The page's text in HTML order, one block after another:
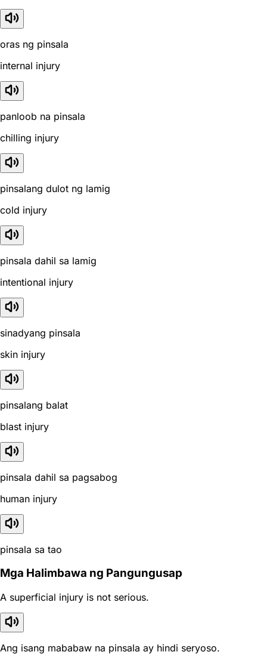
oras ng pinsala
internal injury
panloob na pinsala
chilling injury
pinsalang dulot ng lamig
cold injury
pinsala dahil sa lamig
intentional injury
sinadyang pinsala
skin injury
pinsalang balat
blast injury
pinsala dahil sa pagsabog
human injury
pinsala sa tao
Mga Halimbawa ng Pangungusap
A superficial injury is not serious.
Ang isang mababaw na pinsala ay hindi seryoso.